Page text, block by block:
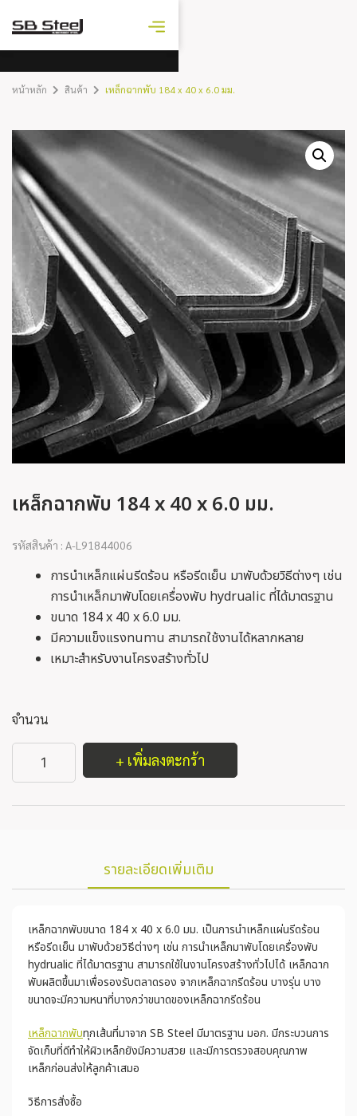
ราคาเหล็ก
หน้าหลัก สินค้า เหล็กฉากพับ 184 x 40 x 6.0 มม.
เหล็กฉากพับ 184 x 40 x 6.0 มม.
รหัสสินค้า : A-L91844006
การนำเหล็กแผ่นรีดร้อน หรือรีดเย็น มาพับด้วยวิธีต่างๆ เช่น
การนำเหล็กมาพับโดยเครื่องพับ hydrualic ที่ได้มาตรฐาน
ขนาด 184 x 40 x 6.0 มม.
มีความแข็งแรงทนทาน สามารถใช้งานได้หลากหลาย
เหมาะสำหรับงานโครงสร้างทั่วไป
จำนวน
+ เพิ่มลงตะกร้า
รายละเอียดเพิ่มเติม
เหล็กฉากพับขนาด 184 x 40 x 6.0 มม. เป็นการนำเหล็กแผ่นรีดร้อน
หรือรีดเย็น มาพับด้วยวิธีต่างๆ เช่น การนำเหล็กมาพับโดยเครื่องพับ
hydrualic ที่ได้มาตรฐาน สามารถใช้ในงานโครงสร้างทั่วไปได้ เหล็กฉาก
พับผลิตขึ้นมาเพื่อรองรับตลาดรอง จากเหล็กฉากรีดร้อน บางรุ่น บาง
ขนาดจะมีความหนาที่บางกว่าขนาดของเหล็กฉากรีดร้อน
เหล็กฉากพับทุกเส้นที่มาจาก SB Steel มีมาตรฐาน มอก. มีกระบวนการ
จัดเก็บที่ดีทำให้ผิวเหล็กยังมีความสวย และมีการตรวจสอบคุณภาพ
เหล็กก่อนส่งให้ลูกค้าเสมอ
วิธีการสั่งซื้อ